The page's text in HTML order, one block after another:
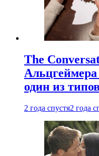
The
Альцгеймера
один из
2 года спустя2 года